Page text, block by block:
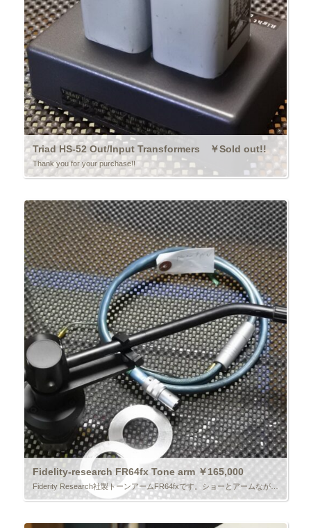
Triad HS-52 Out/Input Transformers ￥Sold out!!
Thank you for your purchase!!
Fidelity-research FR64fx Tone arm ￥165,000
Fiderity Research社製トーンアームFR64fxです。ショーとアームながら当時人気絶大だったモデルです。ダイナミックバランス式針圧加圧。SPU等の重量級も使用可能。この個体はインサイドフォースキャンセラーが […]